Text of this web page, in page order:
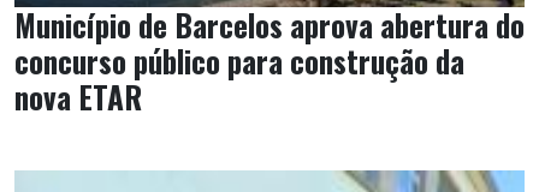
Município de Barcelos aprova abertura do
concurso público para construção da
nova ETAR